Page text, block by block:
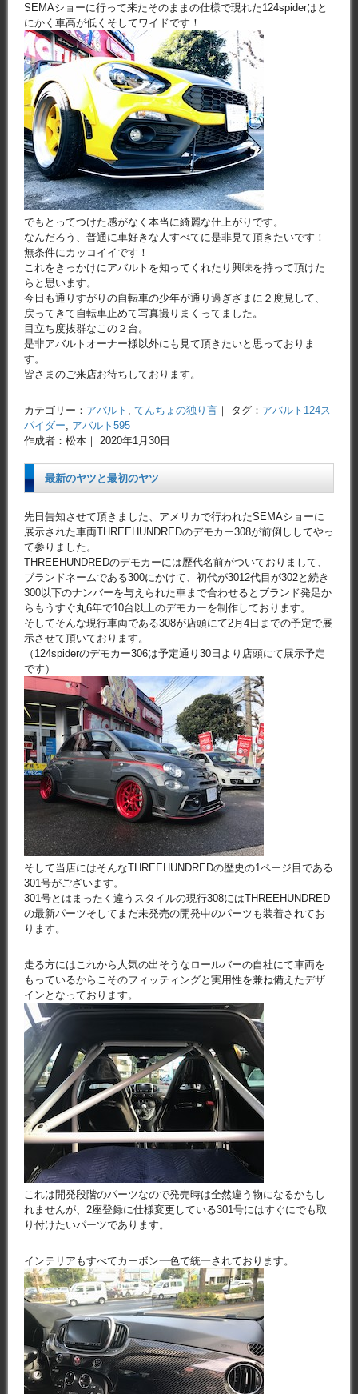
SEMAショーに行って来たそのままの仕様で現れた124spiderはと
にかく車高が低くそしてワイドです！
でもとってつけた感がなく本当に綺麗な仕上がりです。
なんだろう、普通に車好きな人すべてに是非見て頂きたいです！
無条件にカッコイイです！
これをきっかけにアバルトを知ってくれたり興味を持って頂けた
らと思います。
今日も通りすがりの自転車の少年が通り過ぎざまに２度見して、
戻ってきて自転車止めて写真撮りまくってました。
目立ち度抜群なこの２台。
是非アバルトオーナー様以外にも見て頂きたいと思っておりま
す。
皆さまのご来店お待ちしております。
カテゴリー： アバルト てんちょの独り言 ｜ タグ： アバルト124ス
パイダー
アバルト595
作成者：松本｜ 2020年1月30日
最新のヤツと最初のヤツ
先日告知させて頂きました、アメリカで行われたSEMAショーに
展示された車両THREEHUNDREDのデモカー308が前倒ししてやっ
て参りました。
THREEHUNDREDのデモカーには歴代名前がついておりまして、
ブランドネームである300にかけて、初代が3012代目が302と続き
300以下のナンバーを与えられた車まで合わせるとブランド発足か
らもうすぐ丸6年で10台以上のデモカーを制作しております。
そしてそんな現行車両である308が店頭にて2月4日までの予定で展
示させて頂いております。
（124spiderのデモカー306は予定通り30日より店頭にて展示予定
です）
そして当店にはそんなTHREEHUNDREDの歴史の1ページ目である
301号がございます。
301号とはまったく違うスタイルの現行308にはTHREEHUNDRED
の最新パーツそしてまだ未発売の開発中のパーツも装着されてお
ります。
走る方にはこれから人気の出そうなロールバーの自社にて車両を
もっているからこそのフィッティングと実用性を兼ね備えたデザ
インとなっております。
これは開発段階のパーツなので発売時は全然違う物になるかもし
れませんが、2座登録に仕様変更している301号にはすぐにでも取
り付けたいパーツであります。
インテリアもすべてカーボン一色で統一されております。